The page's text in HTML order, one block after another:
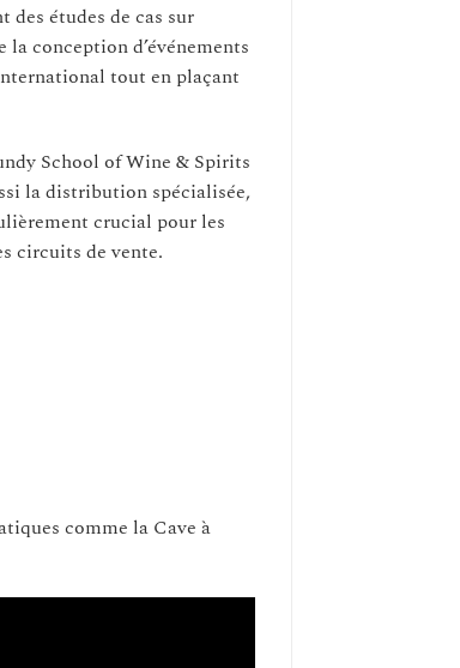
études de cas sur
conception d’événements
tout en plaçant
School of Wine & Spirits
la distribution spécialisée,
crucial pour les
circuits de vente.
comme la Cave à